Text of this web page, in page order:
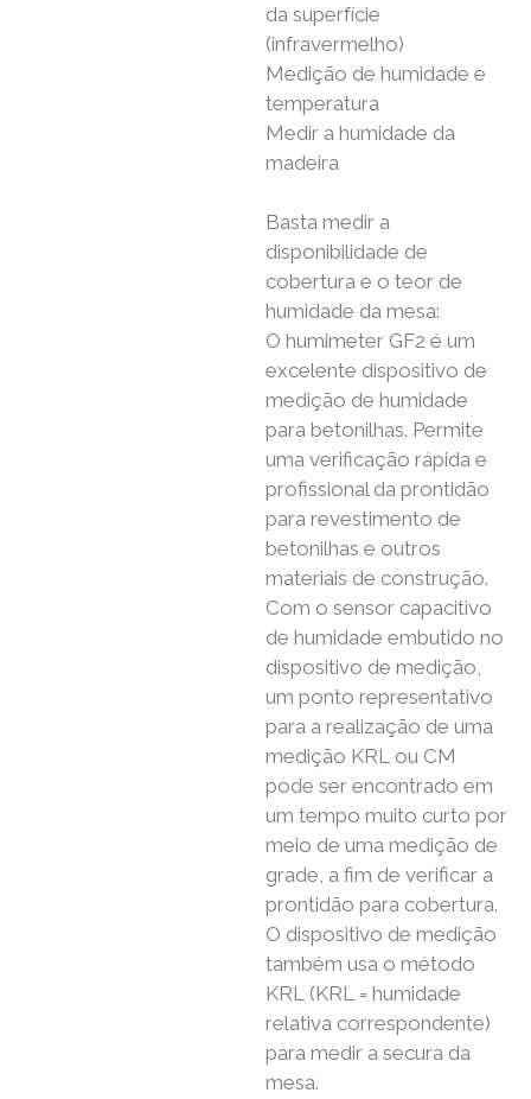
da superfície
(infravermelho)
Medição de humidade e
temperatura
Medir a humidade da
madeira
Basta medir a
disponibilidade de
cobertura e o teor de
humidade da mesa:
O humimeter GF2 é um
excelente dispositivo de
medição de humidade
para betonilhas. Permite
uma verificação rápida e
profissional da prontidão
para revestimento de
betonilhas e outros
materiais de construção.
Com o sensor capacitivo
de humidade embutido no
dispositivo de medição,
um ponto representativo
para a realização de uma
medição KRL ou CM
pode ser encontrado em
um tempo muito curto por
meio de uma medição de
grade, a fim de verificar a
prontidão para cobertura.
O dispositivo de medição
também usa o método
KRL (KRL = humidade
relativa correspondente)
para medir a secura da
mesa.